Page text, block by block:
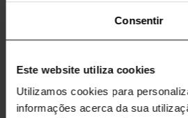
Consentir
Este website utiliza cookies
Utilizamos cookies para
informações acerca da sua